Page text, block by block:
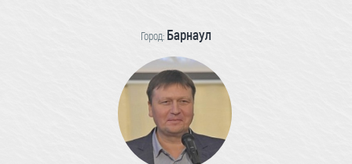
Город: Барнаул